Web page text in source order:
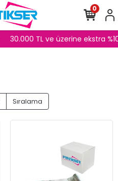
30.000 TL ve üzerine ekstra
0
Sıralama